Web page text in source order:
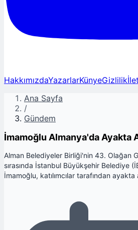
HakkımızdaYazarlarKünyeGizlilik
Ana Sayfa
/
Gündem
İmamoğlu Almanya'da Ayakta
Alman Belediyeler Birliği'nin 43. Olağan
sırasında İstanbul Büyükşehir Belediye
İmamoğlu, katılımcılar tarafından ayakta